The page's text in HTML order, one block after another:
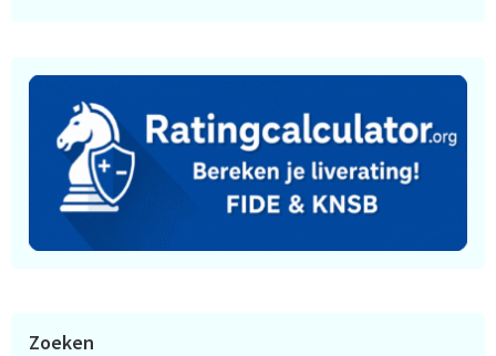
Zoeken